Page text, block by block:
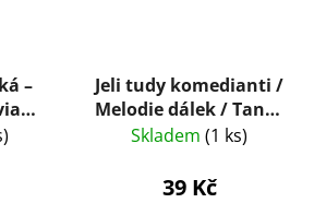
–
Jeli tudy komedianti /
Melodie dálek / Tanec
kolem šibenice
Skladem (1 ks)
39 Kč